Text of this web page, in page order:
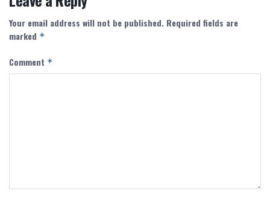
Your email address will not be published. Required fields are
marked *
Comment *